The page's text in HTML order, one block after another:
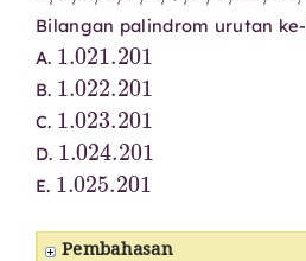
Bilangan palindrom urutan ke-
A.
1.021 .201
B.
1.022.201
C.
1.023.201
D.
1.024.201
E.
1.025.201
Pembahasan